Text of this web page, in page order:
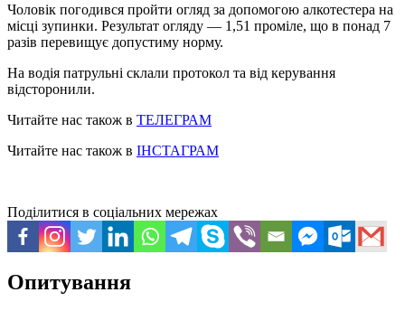
Чоловік погодився пройти огляд за допомогою алкотестера на
місці зупинки. Результат огляду — 1,51 проміле, що в понад 7
разів перевищує допустиму норму.
На водія патрульні склали протокол та від керування
відсторонили.
Читайте нас також в ТЕЛЕГРАМ
Читайте нас також в ІНСТАГРАМ
Поділитися в соціальних мережах
Опитування